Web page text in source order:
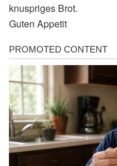
knuspriges Brot.
Guten Appetit